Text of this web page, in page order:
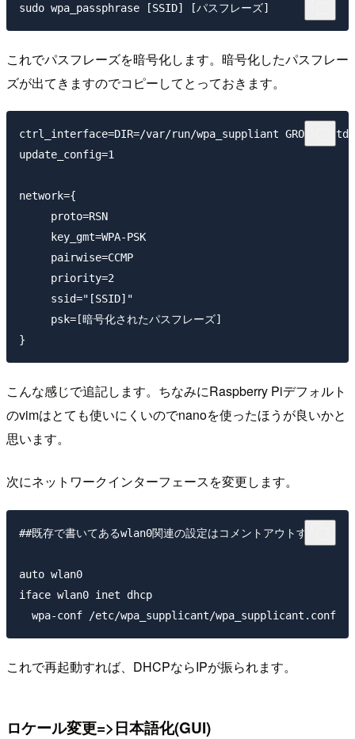
これでパスフレーズを暗号化します。暗号化したパスフレー
ズが出てきますのでコピーしてとっておきます。
ctrl_interface=DIR=/var/run/wpa_suppliant
update_config=1
network={
     proto=RSN
     key_gmt=WPA-PSK
     pairwise=CCMP
     priority=2
     ssid="[SSID]"
     psk=[暗号化されたパスフレーズ]
こんな感じで追記します。ちなみにRaspberry Piデフォルト
のvimはとても使いにくいのでnanoを使ったほうが良いかと
思います。
次にネットワークインターフェースを変更します。
##既存で書いてあるwlan0関連の設定はコメントアウトする
auto wlan0
iface wlan0 inet dhcp
これで再起動すれば、DHCPならIPが振られます。
ロケール変更=>日本語化(GUI)